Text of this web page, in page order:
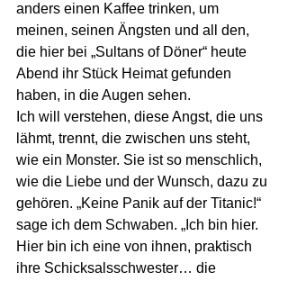
anders einen Kaffee trinken, um
meinen, seinen Ängsten und all den,
die hier bei „Sultans of Döner“ heute
Abend ihr Stück Heimat gefunden
haben, in die Augen sehen.
Ich will verstehen, diese Angst, die uns
lähmt, trennt, die zwischen uns steht,
wie ein Monster. Sie ist so menschlich,
wie die Liebe und der Wunsch, dazu zu
gehören. „Keine Panik auf der Titanic!“
sage ich dem Schwaben. „Ich bin hier.
Hier bin ich eine von ihnen, praktisch
ihre Schicksalsschwester… die